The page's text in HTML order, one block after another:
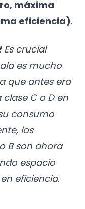
máxima
eficiencia).
Es crucial
es mucho
que antes era
C o D en
consumo
los
B son ahora
espacio
eficiencia.